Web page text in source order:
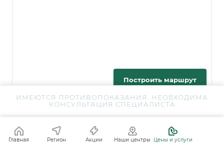
Построить маршрут
ИМЕЮТСЯ ПРОТИВОПОКАЗАНИЯ. НЕОБХОДИМА
КОНСУЛЬТАЦИЯ СПЕЦИАЛИСТА
Главная Регион Акции Наши центры Цены и услуги